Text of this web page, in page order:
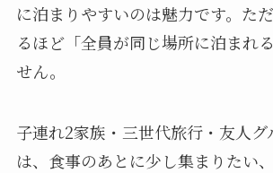
に泊まりやすいのは魅力です。た
るほど「全員が同じ場所に泊まれ
せん。
子連れ2家族・三世代旅行・友人グ
は、食事のあとに少し集まりたい